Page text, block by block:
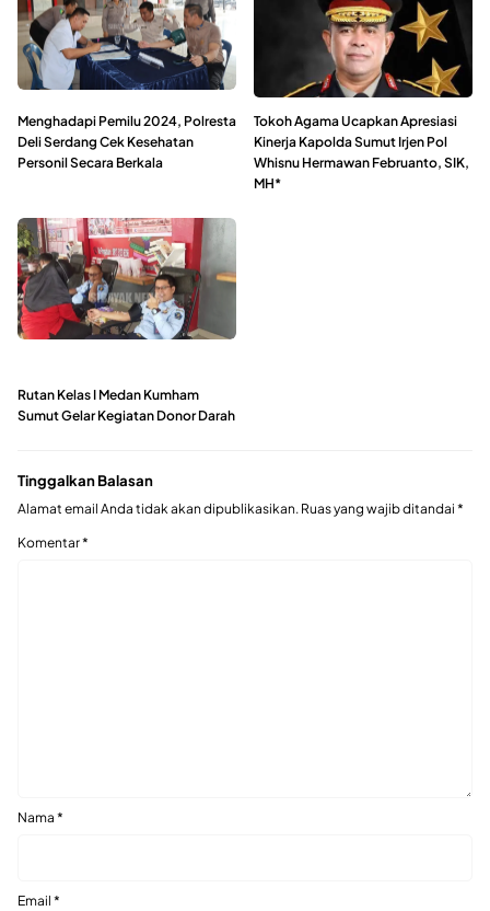
Menghadapi Pemilu 2024, Polresta
Deli Serdang Cek Kesehatan
Personil Secara Berkala
Tokoh Agama Ucapkan Apresiasi
Kinerja Kapolda Sumut Irjen Pol
Whisnu Hermawan Februanto, SIK,
MH*
Rutan Kelas I Medan Kumham
Sumut Gelar Kegiatan Donor Darah
Tinggalkan Balasan
Alamat email Anda tidak akan dipublikasikan. Ruas yang wajib ditandai *
Komentar*
Nama *
Email *